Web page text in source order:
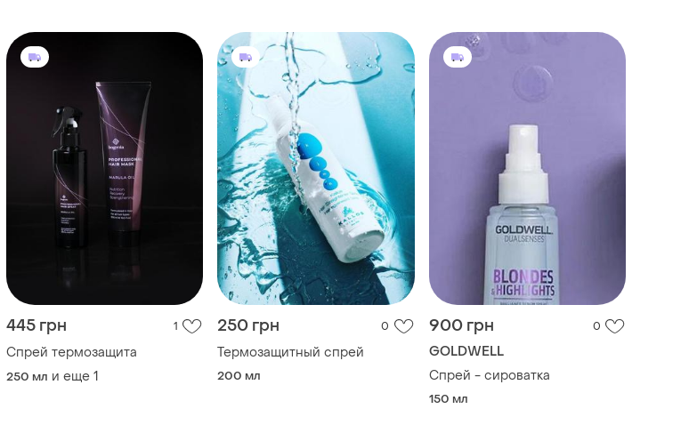
445 грн 1
Спрей термозащита
250 мл и еще 1
250 грн 0
Термозащитный спрей
200 мл
900 грн 0
GOLDWELL
Спрей - сироватка
150 мл